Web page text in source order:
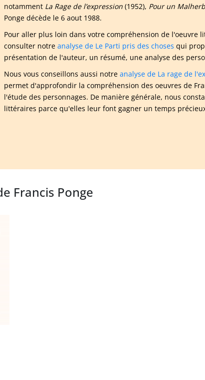
notamment La Rage de l’expression (1952), Pour un
Ponge décède le 6 aout 1988.
Pour aller plus loin dans votre compréhension de l'oeuvre
consulter notre analyse de Le Parti pris des choses qui
présentation de l'auteur, un résumé, une analyse des
Nous vous conseillons aussi notre analyse de La rage de
permet d'approfondir la compréhension des oeuvres de
l'étude des personnages. De manière générale, nous
littéraires parce qu'elles leur font gagner un temps
Francis Ponge